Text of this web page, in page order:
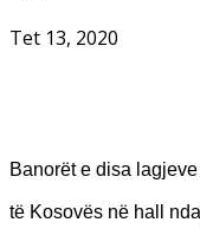
Tet 13, 2020
Banorët e disa
të Kosovës në hall